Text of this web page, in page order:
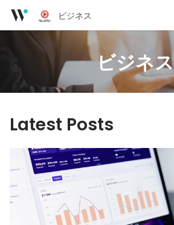
ビジネス
ビジネス
Latest Posts